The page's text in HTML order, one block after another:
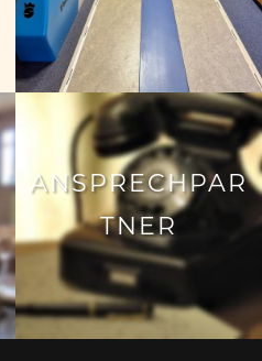
ANSPRECHPAR
TNER